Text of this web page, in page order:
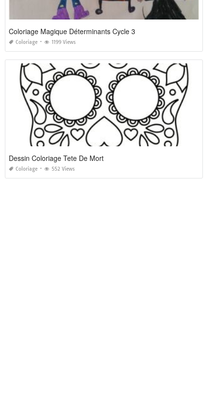
Coloriage Magique Déterminants Cycle 3
Coloriage 1199 Views
Dessin Coloriage Tete De Mort
Coloriage 552 Views